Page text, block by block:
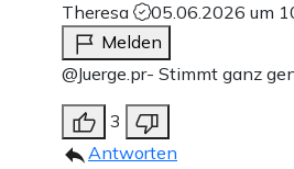
Theresa
05.06.2026 um
Melden
@Juerge.pr- Stimmt ganz
3
Antworten